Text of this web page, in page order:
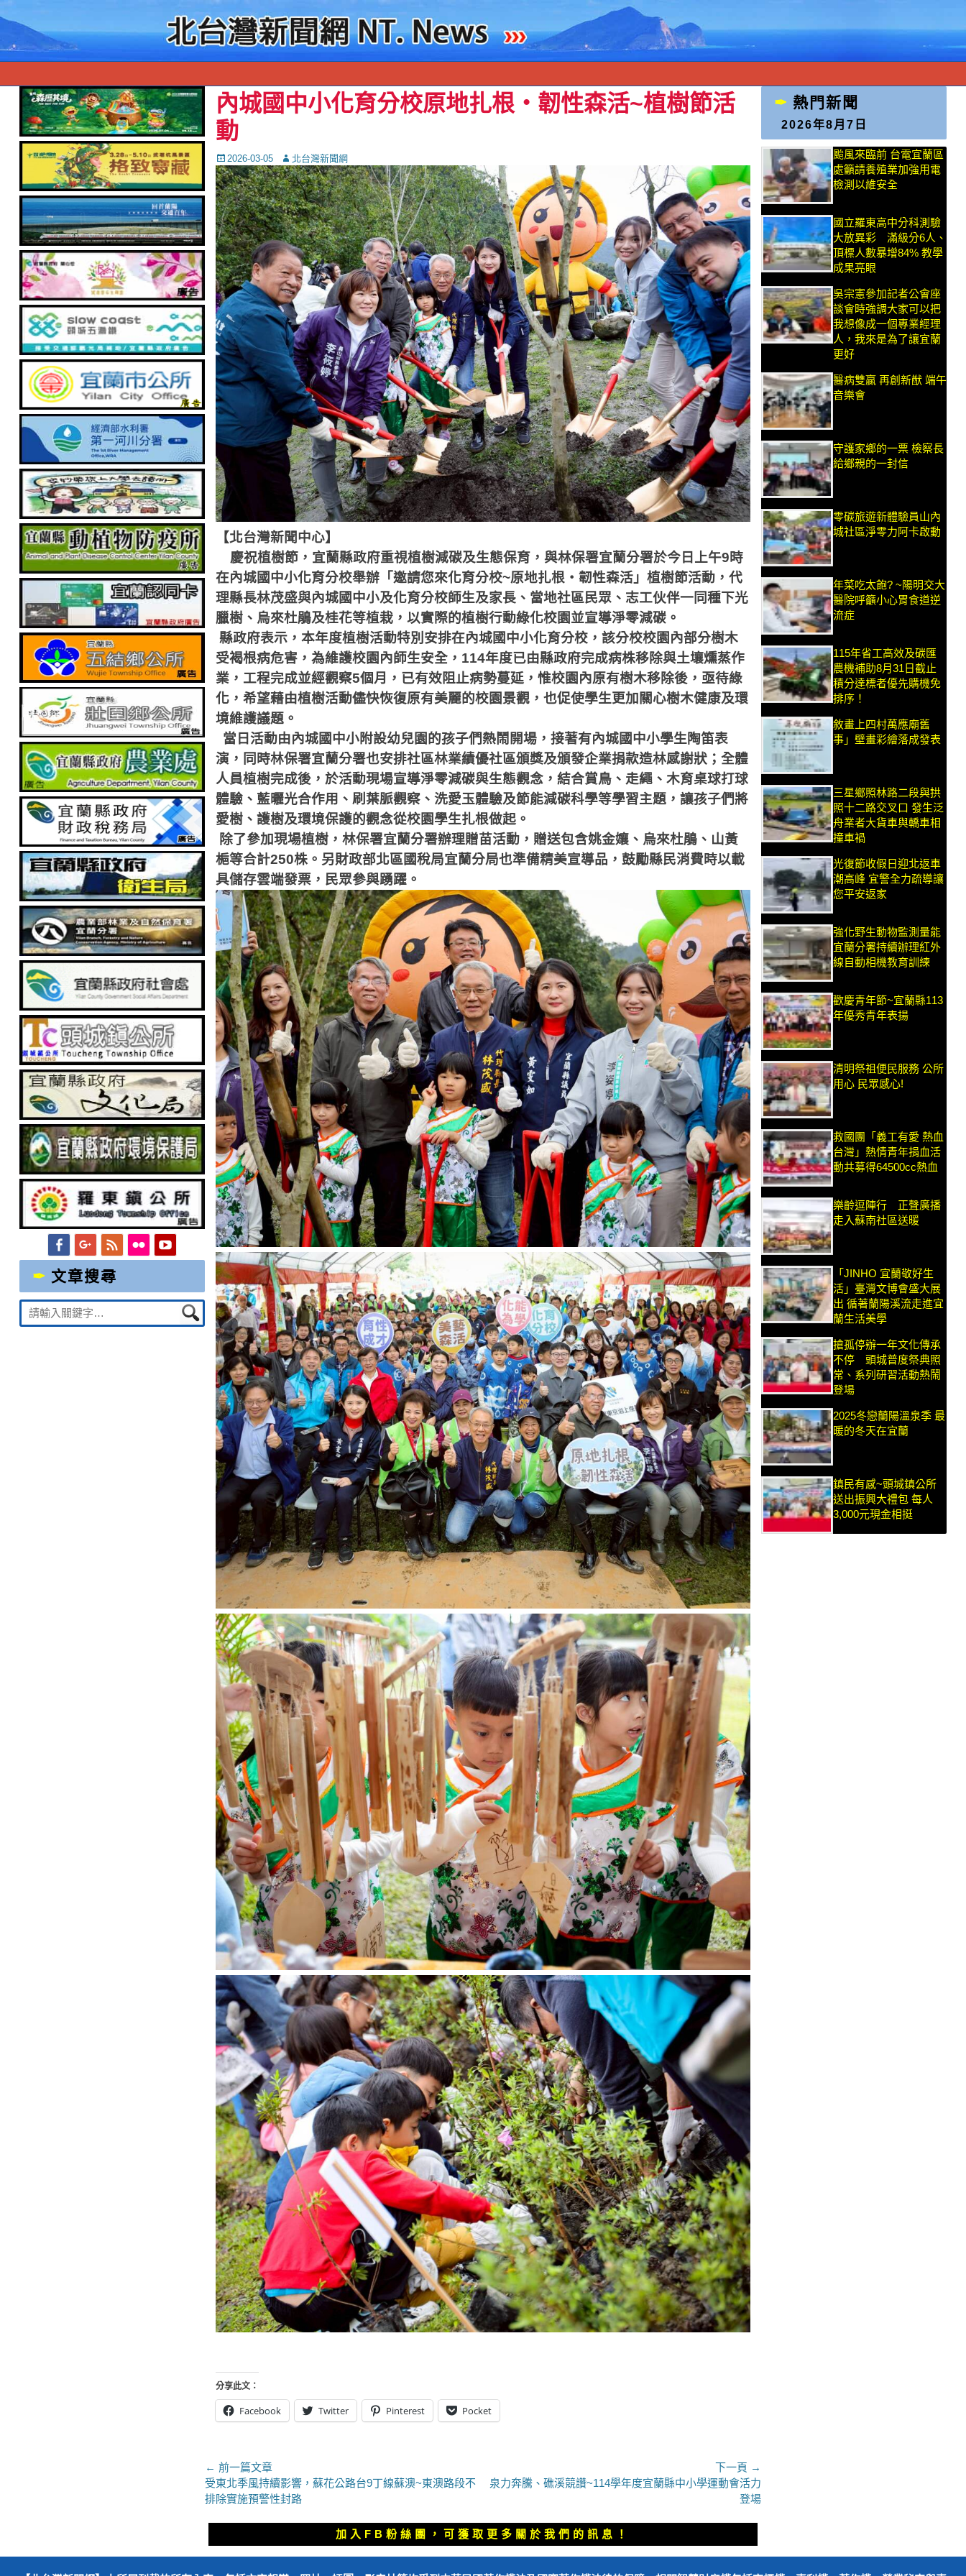
內城國中小化育分校原地扎根‧韌性森活~植樹節活
動
Posted
on
2026-03-05 Autor北台灣新聞網
【北台灣新聞中心】
慶祝植樹節，宜蘭縣政府重視植樹減碳及生態保育，與林保署宜蘭分署於今日上午9時
在內城國中小化育分校舉辦「邀請您來化育分校~原地扎根‧韌性森活」植樹節活動，代
理縣長林茂盛與內城國中小及化育分校師生及家長、當地社區民眾、志工伙伴一同種下光
臘樹、烏來杜鵑及桂花等植栽，以實際的植樹行動綠化校園並宣導淨零減碳。
縣政府表示，本年度植樹活動特別安排在內城國中小化育分校，該分校校園內部分樹木
受褐根病危害，為維護校園內師生安全， 114年度已由縣政府完成病株移除與土壤燻蒸作
業，工程完成並經觀察5個月，已有效阻止病勢蔓延，惟校園內原有樹木移除後，亟待綠
化，希望藉由植樹活動儘快恢復原有美麗的校園景觀，也促使學生更加關心樹木健康及環
境維護議題。
當日活動由內城國中小附設幼兒園的孩子們熱鬧開場，接著有內城國中小學生陶笛表
演，同時林保署宜蘭分署也安排社區林業績優社區頒獎及頒發企業捐款造林感謝狀；全體
人員植樹完成後，於活動現場宣導淨零減碳與生態觀念，結合賞鳥、走繩、木育桌球打球
體驗、藍曬光合作用、刷葉脈觀察、洗愛玉體驗及節能減碳科學等學習主題，讓孩子們將
愛樹、護樹及環境保護的觀念從校園學生扎根做起。
除了參加現場植樹，林保署宜蘭分署辦理贈苗活動，贈送包含姚金孃、烏來杜鵑、山黃
梔等合計250株。另財政部北區國稅局宜蘭分局也準備精美宣導品，鼓勵縣民消費時以載
具儲存雲端發票，民眾參與踴躍。
分享此文：
Facebook Twitter Pinterest Pocket
文
章
導
覽
← 前一篇文章
上
一
章：
受東北季風持續影響，蘇花公路台9丁線蘇澳~東澳路段不
排除實施預警性封路
下一頁 →
下
文
章：
泉力奔騰、礁溪競讚~114學年度宜蘭縣中小學運動會活力
登場
加入FB粉絲團，可獲取更多關於我們的訊息！
熱門新聞
2026年8月7日
颱風來臨前 台電宜蘭區
處籲請養殖業加強用電
檢測以維安全
國立羅東高中分科測驗
大放異彩 滿級分6人、
頂標人數暴增84% 教學
成果亮眼
吳宗憲參加記者公會座
談會時強調大家可以把
我想像成一個專業經理
人，我來是為了讓宜蘭
更好
醫病雙贏 再創新猷 端午
音樂會
守護家鄉的一票 檢察長
給鄉親的一封信
零碳旅遊新體驗員山內
城社區淨零力阿卡啟動
年菜吃太飽? ~陽明交大
醫院呼籲小心胃食道逆
流症
115年省工高效及碳匯
農機補助8月31日截止
積分達標者優先購機免
排序！
敘畫上四村萬應廟舊
事」壁畫彩繪落成發表
三星鄉照林路二段與拱
照十二路交叉口 發生泛
舟業者大貨車與轎車相
撞車禍
光復節收假日迎北返車
潮高峰 宜警全力疏導讓
您平安返家
強化野生動物監測量能
宜蘭分署持續辦理紅外
線自動相機教育訓練
歡慶青年節~宜蘭縣113
年優秀青年表揚
清明祭祖便民服務 公所
用心 民眾感心!
救國團「義工有愛 熱血
台灣」熱情青年捐血活
動共募得64500cc熱血
樂齡逗陣行 正聲廣播
走入蘇南社區送暖
「JINHO 宜蘭敬好生
活」臺灣文博會盛大展
出 循著蘭陽溪流走進宜
蘭生活美學
搶孤停辦一年文化傳承
不停 頭城普度祭典照
常、系列研習活動熱鬧
登場
2025冬戀蘭陽溫泉季 最
暖的冬天在宜蘭
鎮民有感~頭城鎮公所
送出振興大禮包 每人
3,000元現金相挺
FacebookGoogleplus
FeedFlickrYouTube
文章搜尋
Suche
nach: